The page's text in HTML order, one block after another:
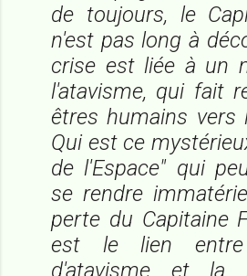
de toujours, le
n'est pas long à
crise est liée à un
l'atavisme, qui fait
êtres humains vers
Qui est ce
de l'Espace" qui
se rendre
perte du Capitaine
est le lien entre
d'atavisme et la